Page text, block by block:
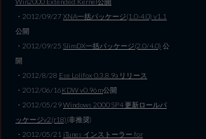
・2012/09/27XNA一括パッケージ(1.0-4.0) v1.1
公開
・2012/09/25 SlimDX一括パッケージ(2.0/4.0) 公
開
・2012/8/28 Ese Lolifox 0.3.8.9a リリース
・2012/06/16KDW v0.96m公開
・2012/05/29Windows 2000 SP4 更新ロールパ
ッケージv2(r18)(非推奨)
・2012/05/21 iTunes インストーラー for